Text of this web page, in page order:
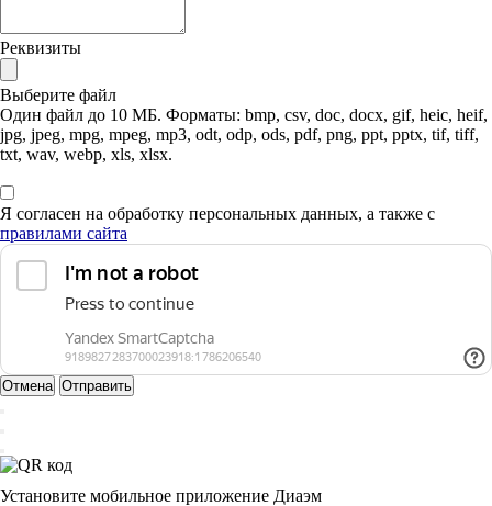
Реквизиты
Выберите файл
Один файл до 10 МБ. Форматы: bmp, csv, doc, docx, gif, heic, heif,
jpg, jpeg, mpg, mpeg, mp3, odt, odp, ods, pdf, png, ppt, pptx, tif, tiff,
txt, wav, webp, xls, xlsx.
Я согласен на обработку персональных данных, а также с
правилами сайта
Отмена Отправить
Установите мобильное приложение Диаэм